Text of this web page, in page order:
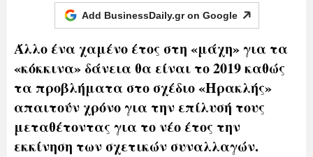
Add BusinessDaily.gr on Google
Άλλο ένα χαμένο έτος στη «μάχη» για τα
«κόκκινα» δάνεια θα είναι το 2019 καθώς
τα προβλήματα στο σχέδιο «Ηρακλής»
απαιτούν χρόνο για την επίλυσή τους
μεταθέτοντας για το νέο έτος την
εκκίνηση των σχετικών συναλλαγών.